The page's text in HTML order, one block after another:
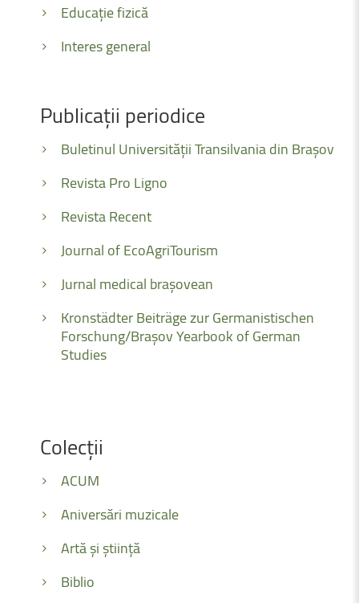
Educație fizică
Interes general
Publicații periodice
Buletinul Universității Transilvania din Brașov
Revista Pro Ligno
Revista Recent
Journal of EcoAgriTourism
Jurnal medical brașovean
Kronstädter Beiträge zur Germanistischen
Forschung/Brașov Yearbook of German
Studies
Colecții
ACUM
Aniversări muzicale
Artă și știință
Biblio